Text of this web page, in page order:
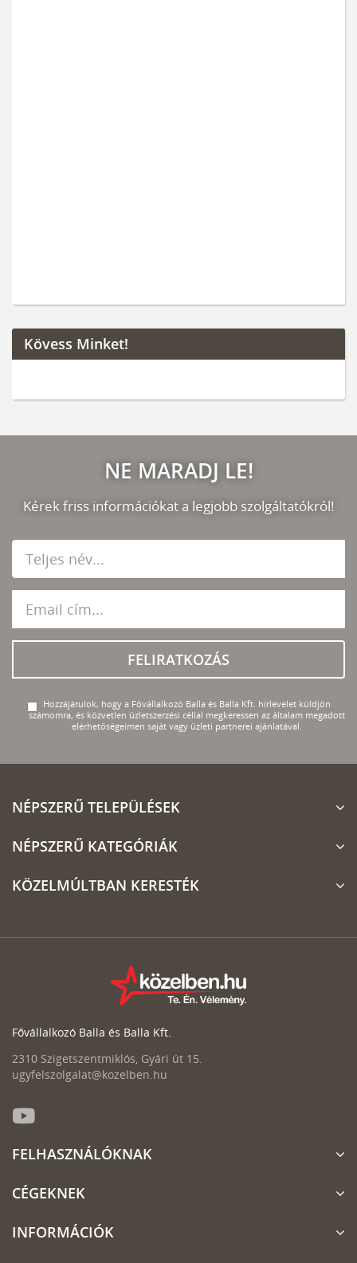
Kövess Minket!
NE MARADJ LE!
Kérek friss információkat a legjobb szolgáltatókról!
FELIRATKOZÁS
Hozzájárulok, hogy a Fővállalkozó Balla és Balla Kft. hírlevelet küldjön
számomra, és közvetlen üzletszerzési céllal megkeressen az általam megadott
elérhetőségeimen saját vagy üzleti partnerei ajánlatával.
NÉPSZERŰ TELEPÜLÉSEK
NÉPSZERŰ KATEGÓRIÁK
KÖZELMÚLTBAN KERESTÉK
Fővállalkozó Balla és Balla Kft.
2310 Szigetszentmiklós, Gyári út 15.
ugyfelszolgalat@kozelben.hu
FELHASZNÁLÓKNAK
CÉGEKNEK
INFORMÁCIÓK